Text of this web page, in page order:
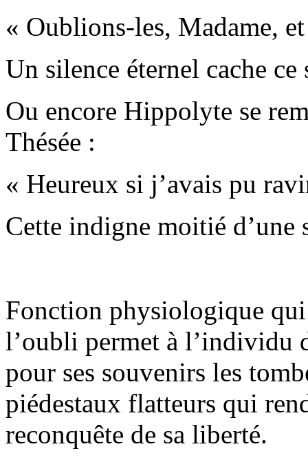
« Oublions-les, Madame,
Un silence éternel cache
Ou encore Hippolyte se
Thésée :
« Heureux si j’avais pu
Cette indigne moitié
Fonction physiologique
l’oubli permet à l’individu
pour ses souvenirs les
piédestaux flatteurs qui
reconquête de sa liberté.